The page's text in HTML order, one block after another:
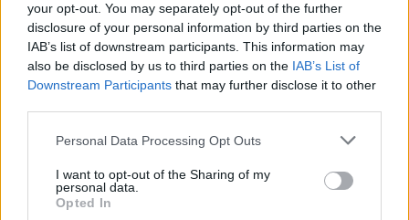
your opt-out. You may separately opt-out of the further
disclosure of your personal information by third parties on the
IAB’s list of downstream participants. This information may
also be disclosed by us to third parties on the IAB’s List of
Downstream Participants that may further disclose it to other
Personal Data Processing Opt Outs
I want to opt-out of the Sharing of my
personal data.
Opted In